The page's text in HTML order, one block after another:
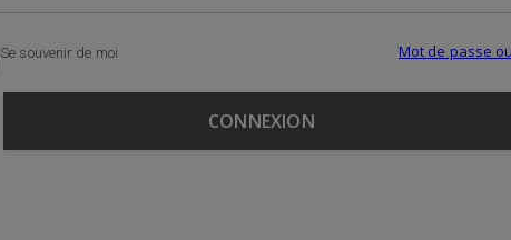
Se souvenir de moi Mot de passe